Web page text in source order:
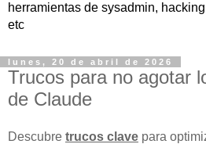
herramientas de sysadmin,
etc
lunes, 20 de abril de 2026
Trucos para no agotar
de Claude
Descubre trucos clave para